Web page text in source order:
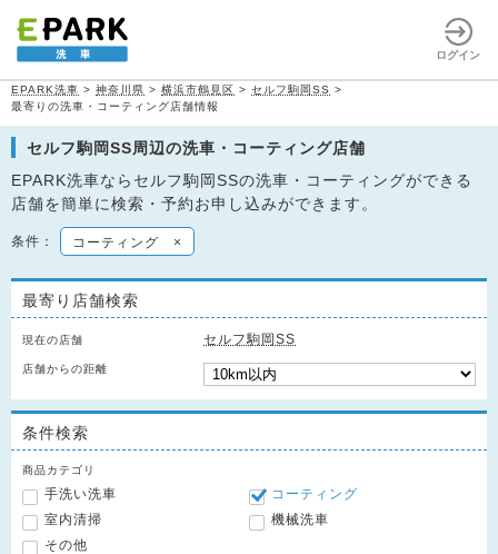
ログイン
EPARK洗車 > 神奈川県 > 横浜市鶴見区 > セルフ駒岡SS >
最寄りの洗車・コーティング店舗情報
セルフ駒岡SS周辺の洗車・コーティング店舗
EPARK洗車ならセルフ駒岡SSの洗車・コーティングができる
店舗を簡単に検索・予約お申し込みができます。
条件： コーティング ×
最寄り店舗検索
現在の店舗 セルフ駒岡SS
店舗からの距離
条件検索
商品カテゴリ
手洗い洗車
コーティング
室内清掃
機械洗車
その他